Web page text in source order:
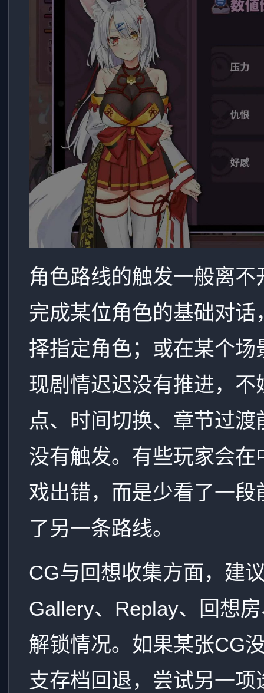
角色路线的触发一般离
完成某位角色的基础对
择指定角色；或在某个
现剧情迟迟没有推进，
点、时间切换、章节过
没有触发。有些玩家会在
戏出错，而是少看了一
了另一条路线。
CG与回想收集方面，建
Gallery、Replay、回想
解锁情况。如果某张CG
支存档回退，尝试另一